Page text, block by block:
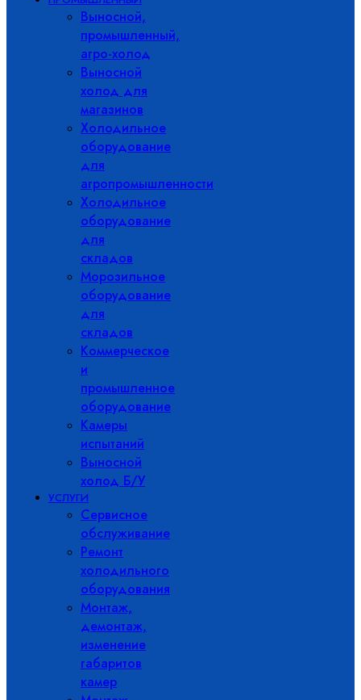
Выносной,
промышленный,
агро-холод
Выносной
холод для
магазинов
Холодильное
оборудование
для
агропромышленности
Холодильное
оборудование
для
складов
Морозильное
оборудование
для
складов
Коммерческое
и
промышленное
оборудование
Камеры
испытаний
Выносной
холод Б/У
УСЛУГИ
Сервисное
обслуживание
Ремонт
холодильного
оборудования
Монтаж,
демонтаж,
изменение
габаритов
камер